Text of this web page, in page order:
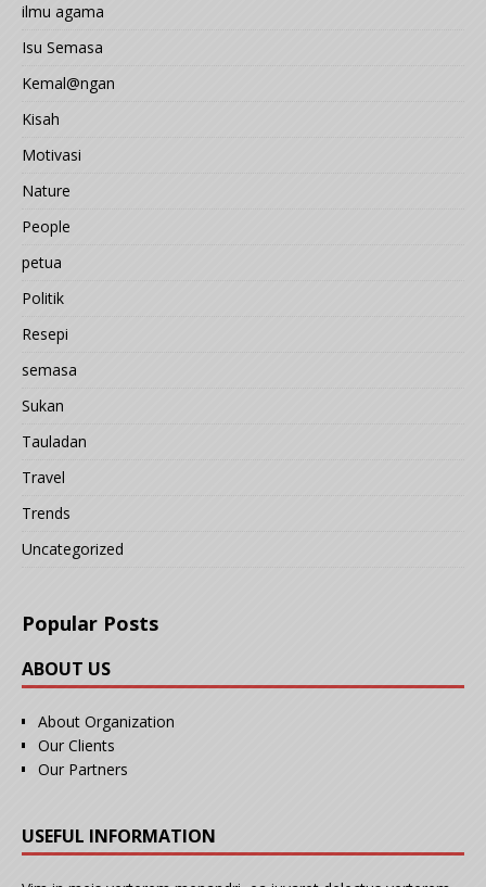
ilmu agama
Isu Semasa
Kemal@ngan
Kisah
Motivasi
Nature
People
petua
Politik
Resepi
semasa
Sukan
Tauladan
Travel
Trends
Uncategorized
Popular Posts
ABOUT US
About Organization
Our Clients
Our Partners
USEFUL INFORMATION